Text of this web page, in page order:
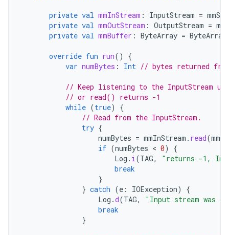
private val mmInStream : InputStream =
private val mmOutStream : OutputStream =
private val mmBuffer : ByteArray = ByteArray
override fun run()
{
var numBytes : Int // bytes returned
// Keep listening to the InputStream
// or read() returns -1
while (true)
{
// Read from the InputStream.
try {
numBytes = mmInStream . read(
if (numBytes < 0)
{
Log . i(TAG,
"returns -1,
break
}
} catch (e : IOException)
{
Log .d(TAG,
"Input stream was
break
}